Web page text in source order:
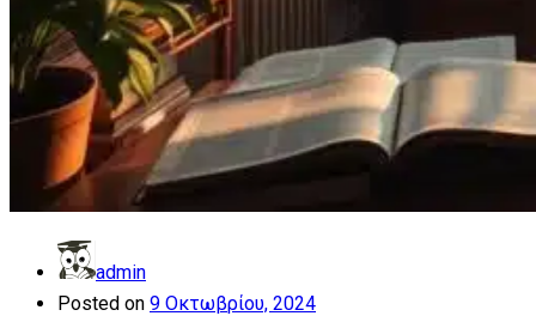
admin
Posted on 9 Οκτωβρίου, 2024